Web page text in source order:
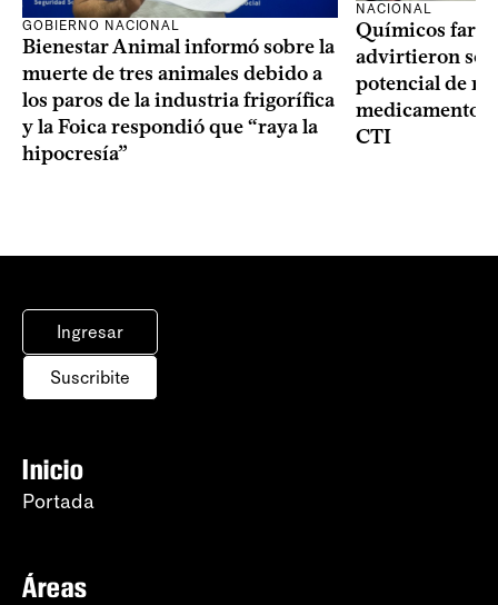
GOBIERNO NACIONAL
Bienestar Animal informó sobre la
muerte de tres animales debido a
los paros de la industria frigorífica
y la Foica respondió que “raya la
hipocresía”
NACIONAL
Químicos
advirtieron
potencial de
medicamentos
CTI
Ingresar
Suscribite
Inicio
Portada
Áreas